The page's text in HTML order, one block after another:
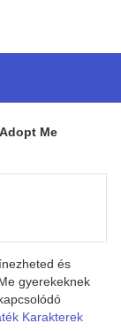
Me
és
gyerekeknek
Karakterek